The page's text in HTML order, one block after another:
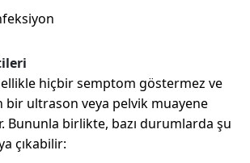
hiçbir semptom göstermez ve
bir ultrason veya pelvik muayene
Bununla birlikte, bazı durumlarda şu
çıkabilir: